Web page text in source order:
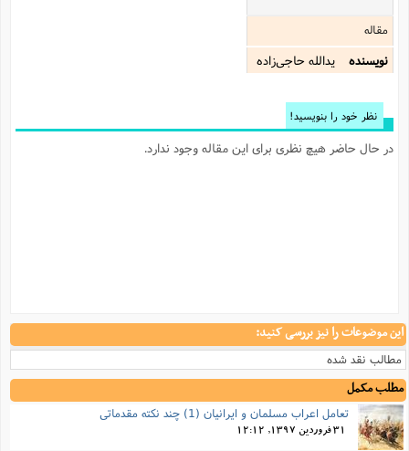
مقاله
نویسنده
یدالله حاجی‌زاده
نظر خود را بنویسید!
در حال حاضر هیچ نظری برای این مقاله وجود ندارد.
این موضوعات را نیز بررسی کنید:
مطالب نقد شده
مطلب مکمل
تعامل اعراب مسلمان و ایرانیان (1) چند نکته مقدماتی
31 فروردین 1397, 12:12